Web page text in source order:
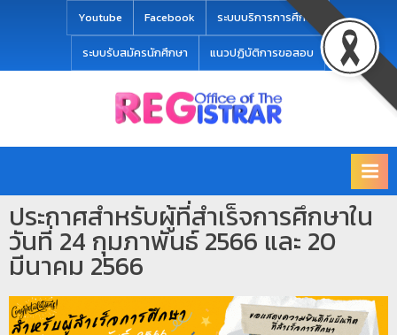
Youtube Facebook ระบบบริการการศึกษา
ระบบรับสมัครนักศึกษา แนวปฏิบัติการขอสอบ
นั
ท
ะ
เ
น
the
mai
Rajabhat
University
ประกาศสำหรับผู้ที่สำเร็จการศึกษาใน
วันที่ 24 กุมภาพันธ์ 2566 และ 20
มีนาคม 2566
modal-check